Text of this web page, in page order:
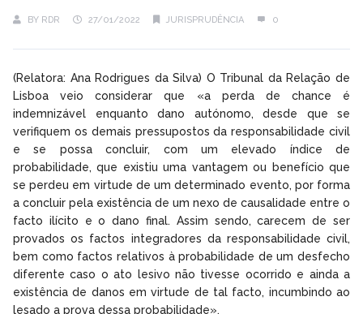
BY RDR 27/01/2022 JURISPRUDÊNCIA 0
(Relatora: Ana Rodrigues da Silva) O Tribunal da Relação de
Lisboa veio considerar que «a perda de chance é
indemnizável enquanto dano autónomo, desde que se
verifiquem os demais pressupostos da responsabilidade civil
e se possa concluir, com um elevado índice de
probabilidade, que existiu uma vantagem ou benefício que
se perdeu em virtude de um determinado evento, por forma
a concluir pela existência de um nexo de causalidade entre o
facto ilícito e o dano final. Assim sendo, carecem de ser
provados os factos integradores da responsabilidade civil,
bem como factos relativos à probabilidade de um desfecho
diferente caso o ato lesivo não tivesse ocorrido e ainda a
existência de danos em virtude de tal facto, incumbindo ao
lesado a prova dessa probabilidade».